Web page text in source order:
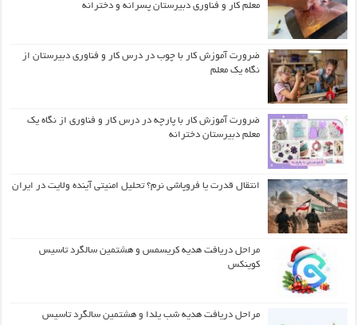
معلم کار و فناوری دبیرستان پسرانه و دخترانه
ضرورت آموزش کار با چوب در درس کار و فناوری دبیرستان از
نگاه یک معلم
ضرورت آموزش کار با پارچه در درس کار و فناوری از نگاه یک
معلم دبیرستان دخترانه
انتقال قدرت یا فروپاشی نرم؟ تحلیل امنیتی آینده ولایت در ایران
مراحل دریافت هدیه کریسمس و هشتمین سالگرد تاسیس
کوینکس
مراحل دریافت هدیه شب یلدا و هشتمین سالگرد تاسیس